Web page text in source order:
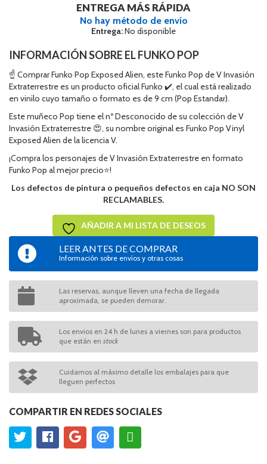
ENTREGA MÁS RÁPIDA
No hay método de envío
Entrega:No disponible
INFORMACIÓN SOBRE EL FUNKO POP
☝ Comprar Funko Pop Exposed Alien, este Funko Pop de V Invasión
Extraterrestre es un producto oficial Funko ✔️, el cual está realizado
en vinilo cuyo tamaño o formato es de 9 cm (Pop Estandar).
Este muñeco Pop tiene el nº Desconocido de su colección de V
Invasión Extraterrestre 😍, su nombre original es Funko Pop Vinyl
Exposed Alien de la licencia V.
¡Compra los personajes de V Invasión Extraterrestre en formato
Funko Pop al mejor precio⭐!
Los defectos de pintura o pequeños defectos en caja NO SON
RECLAMABLES.
AÑADIR A MI LISTA DE DESEOS
LEER ANTES DE COMPRAR
Información sobre envíos y otras cosas
Las reservas, aunque lleven una fecha de llegada
aproximada, se pueden demorar.
Los envios en 24 h de lunes a viernes son para productos
que están en stock
Cuidamos al máximo detalle los embalajes para que
lleguen perfectos
COMPARTIR EN REDES SOCIALES